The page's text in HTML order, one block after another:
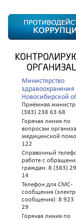
Министерство
здравоохранения
Новосибирской
Приёмная
(383) 238 63 68
Горячая линия по
вопросам
медицинской
122
Справочный
работе с
граждан: 8 (383)
14
Телефон для СМС-
сообщения
сообщения): 8 923
29
Горячая линия по